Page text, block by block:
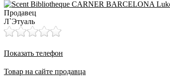
Продавец
Л`Этуаль
Показать телефон
Товар на сайте продавца